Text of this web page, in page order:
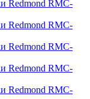
Redmond RMC-
Redmond RMC-
Redmond RMC-
Redmond RMC-
Redmond RMC-